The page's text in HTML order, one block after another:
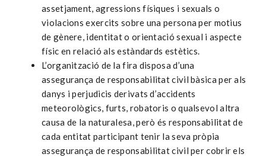
assetjament, agressions físiques i sexuals o
violacions exercits sobre una persona per motius
de gènere, identitat o orientació sexual i aspecte
físic en relació als estàndards estètics.
L’organització de la fira disposa d’una
assegurança de responsabilitat civil bàsica per als
danys i perjudicis derivats d’accidents
meteorològics, furts, robatoris o qualsevol altra
causa de la naturalesa, però és responsabilitat de
cada entitat participant tenir la seva pròpia
assegurança de responsabilitat civil per cobrir els